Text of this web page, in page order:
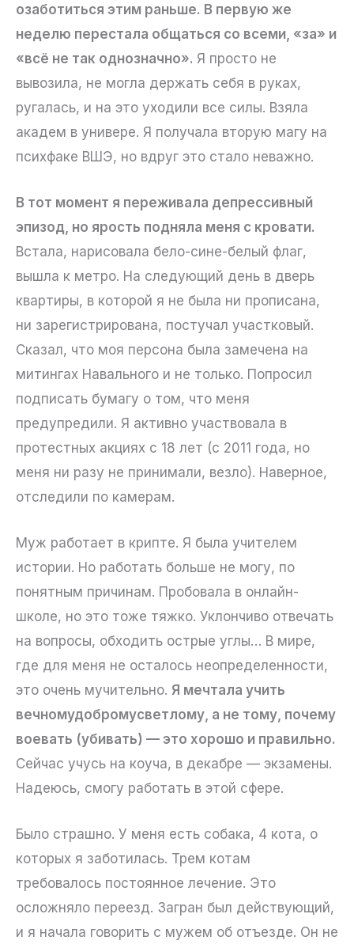
озаботиться этим раньше. В первую же
неделю перестала общаться со всеми, «за» и
«всё не так однозначно». Я просто не
вывозила, не могла держать себя в руках,
ругалась, и на это уходили все силы. Взяла
академ в универе. Я получала вторую магу на
психфаке ВШЭ, но вдруг это стало неважно.
В тот момент я переживала депрессивный
эпизод, но ярость подняла меня с кровати.
Встала, нарисовала бело-сине-белый флаг,
вышла к метро. На следующий день в дверь
квартиры, в которой я не была ни прописана,
ни зарегистрирована, постучал участковый.
Сказал, что моя персона была замечена на
митингах Навального и не только. Попросил
подписать бумагу о том, что меня
предупредили. Я активно участвовала в
протестных акциях с 18 лет (с 2011 года, но
меня ни разу не принимали, везло). Наверное,
отследили по камерам.
Муж работает в крипте. Я была учителем
истории. Но работать больше не могу, по
понятным причинам. Пробовала в онлайн-
школе, но это тоже тяжко. Уклончиво отвечать
на вопросы, обходить острые углы… В мире,
где для меня не осталось неопределенности,
это очень мучительно. Я мечтала учить
вечномудобромусветлому, а не тому, почему
воевать (убивать) — это хорошо и правильно.
Сейчас учусь на коуча, в декабре — экзамены.
Надеюсь, смогу работать в этой сфере.
Было страшно. У меня есть собака, 4 кота, о
которых я заботилась. Трем котам
требовалось постоянное лечение. Это
осложняло переезд. Загран был действующий,
и я начала говорить с мужем об отъезде. Он не